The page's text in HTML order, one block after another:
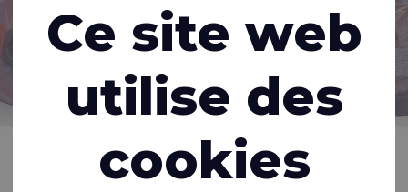
À propos de nous Offres d'emploi
Ce site web
utilise des
cookies